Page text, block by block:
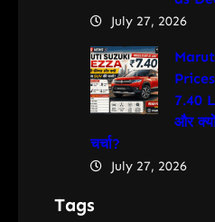
July 27, 2026
7.40
और
चर्चा?
July 27, 2026
Tags